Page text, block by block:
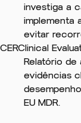
investiga a
implementa
evitar
CERClinical
Relatório de
evidências
EU MDR.